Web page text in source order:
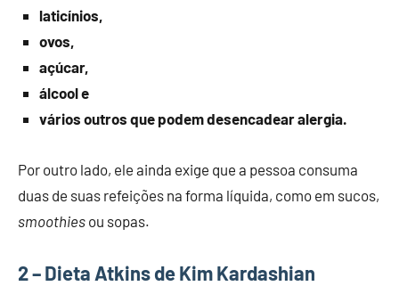
laticínios,
ovos,
açúcar,
álcool e
vários outros que podem desencadear alergia.
Por outro lado, ele ainda exige que a pessoa consuma
duas de suas refeições na forma líquida, como em sucos,
smoothies ou sopas.
2 – Dieta Atkins de Kim Kardashian